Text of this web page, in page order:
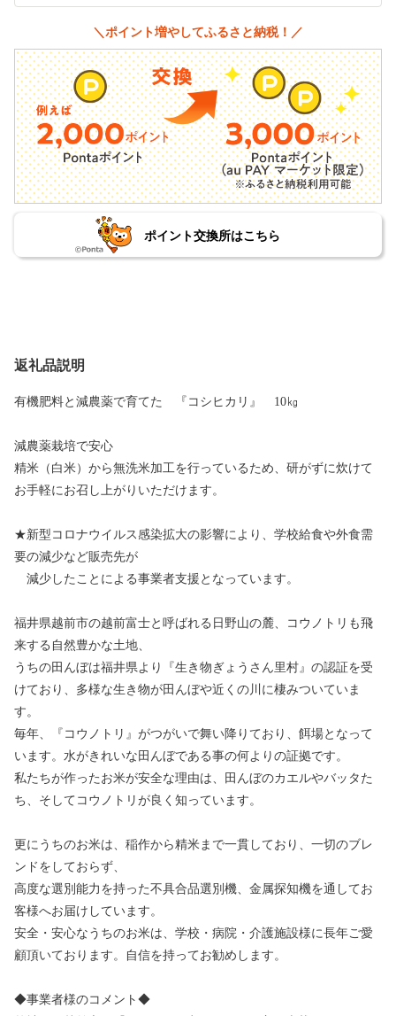
＼ポイント増やしてふるさと納税！／
ポイント交換所はこちら
返礼品説明
有機肥料と減農薬で育てた 『コシヒカリ』 10㎏
減農薬栽培で安心
精米（白米）から無洗米加工を行っているため、研がずに炊けて
お手軽にお召し上がりいただけます。
★新型コロナウイルス感染拡大の影響により、学校給食や外食需
要の減少など販売先が
減少したことによる事業者支援となっています。
福井県越前市の越前富士と呼ばれる日野山の麓、コウノトリも飛
来する自然豊かな土地、
うちの田んぼは福井県より『生き物ぎょうさん里村』の認証を受
けており、多様な生き物が田んぼや近くの川に棲みついていま
す。
毎年、『コウノトリ』がつがいで舞い降りており、餌場となって
います。水がきれいな田んぼである事の何よりの証拠です。
私たちが作ったお米が安全な理由は、田んぼのカエルやバッタた
ち、そしてコウノトリが良く知っています。
更にうちのお米は、稲作から精米まで一貫しており、一切のブレ
ンドをしておらず、
高度な選別能力を持った不具合品選別機、金属探知機を通してお
客様へお届けしています。
安全・安心なうちのお米は、学校・病院・介護施設様に長年ご愛
顧頂いております。自信を持ってお勧めします。
◆事業者様のコメント◆